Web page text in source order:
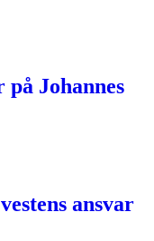
Johannes
ansvar